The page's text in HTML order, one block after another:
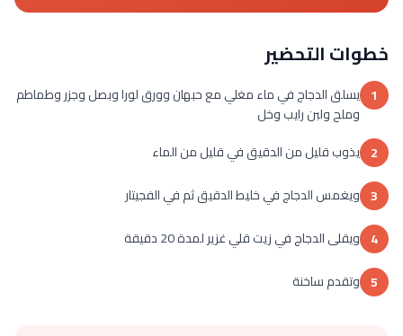
خطوات التحضير
1 يسلق الدجاج في ماء مغلي مع حبهان وورق لورا وبصل وجزر وطماطم
وملح ولبن رايب وخل
2 يذوب قليل من الدقيق في قليل من الماء
3 ويغمس الدجاج في خليط الدقيق ثم في الفجيتار
4 ويقلى الدجاج في زيت قلي غزير لمدة 20 دقيقة
5 وتقدم ساخنة